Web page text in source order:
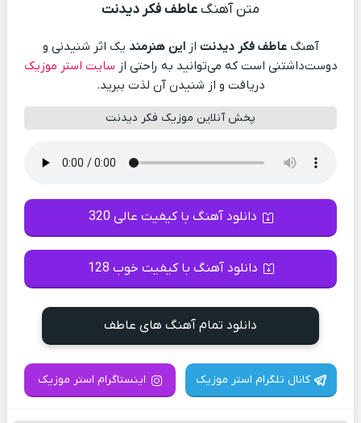
متن آهنگعاطف فکر دیدنت
آهنگعاطف فکر دیدنت ازاین هنرمند یک اثر شنیدنی و
دوست‌داشتنی است که می‌توانید به راحتی از سایت استر موزیک
دریافت و از شنیدن آن لذت ببرید.
پخش آنلاین موزیک فکر دیدنت
دانلود آهنگ با کیفیت عالی 320
دانلود آهنگ با کیفیت خوب 128
دانلود تمام آهنگ های عاطف
کانال تلگرام استر موزیک اینستاگرام استر موزیک